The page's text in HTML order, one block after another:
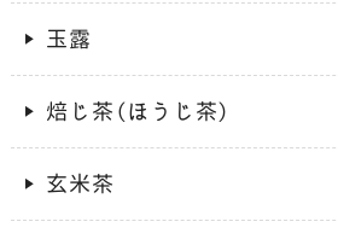
玉露
焙じ茶（ほうじ茶）
玄米茶